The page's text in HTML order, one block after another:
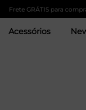
GRÁTIS para compras
Acessórios